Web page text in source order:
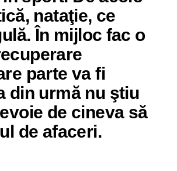
nataţie, ce
În mijloc fac o
parte va fi
din urmă nu ştiu
de cineva să
de afaceri.